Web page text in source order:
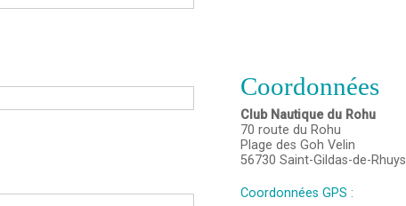
Coordonnées
Club Nautique du Rohu
70 route du Rohu
Plage des Goh Velin
56730 Saint-Gildas-de-Rhuys
Coordonnées GPS :